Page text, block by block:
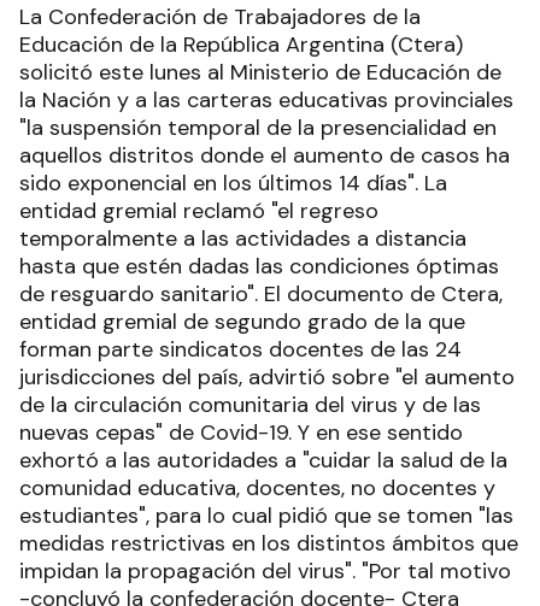
La Confederación de Trabajadores de la
Educación de la República Argentina (Ctera)
solicitó este lunes al Ministerio de Educación de
la Nación y a las carteras educativas provinciales
"la suspensión temporal de la presencialidad en
aquellos distritos donde el aumento de casos ha
sido exponencial en los últimos 14 días". La
entidad gremial reclamó "el regreso
temporalmente a las actividades a distancia
hasta que estén dadas las condiciones óptimas
de resguardo sanitario". El documento de Ctera,
entidad gremial de segundo grado de la que
forman parte sindicatos docentes de las 24
jurisdicciones del país, advirtió sobre "el aumento
de la circulación comunitaria del virus y de las
nuevas cepas" de Covid-19. Y en ese sentido
exhortó a las autoridades a "cuidar la salud de la
comunidad educativa, docentes, no docentes y
estudiantes", para lo cual pidió que se tomen "las
medidas restrictivas en los distintos ámbitos que
impidan la propagación del virus". "Por tal motivo
-concluyó la confederación docente- Ctera